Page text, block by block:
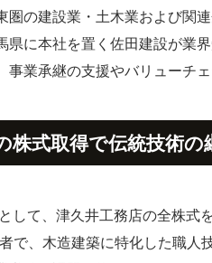
圏の建設業・土木業および関
県に本社を置く佐田建設が業
事業承継の支援やバリューチ
株式取得で伝統技術の
して、津久井工務店の全株式
で、木造建築に特化した職人